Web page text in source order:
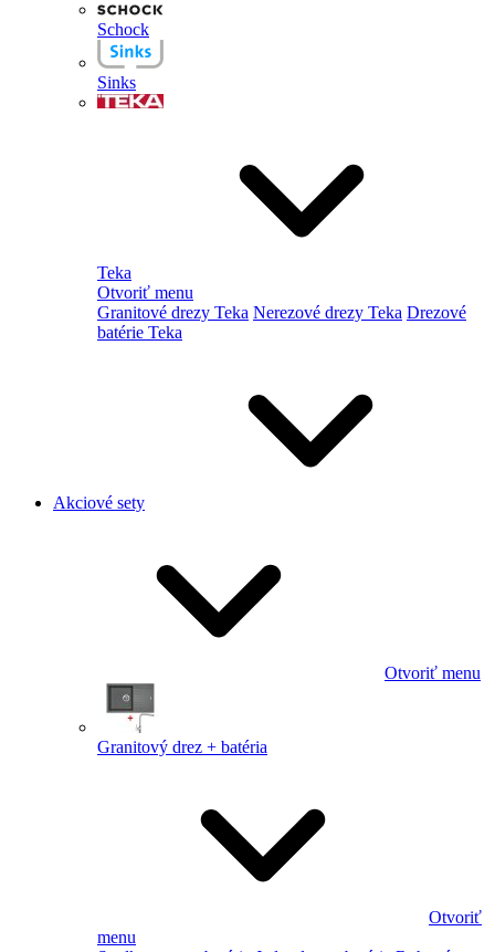
Schock
Sinks
Teka
Otvoriť menu
Granitové drezy Teka Nerezové drezy Teka Drezové
batérie Teka
Akciové sety
Otvoriť menu
Granitový drez + batéria
Otvoriť
menu